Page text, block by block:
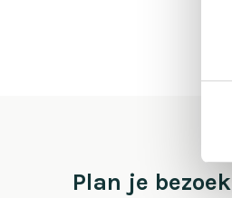
Plan je bezoek